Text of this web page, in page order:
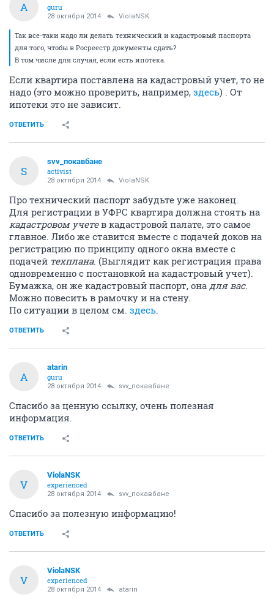
A
guru
28 октября 2014 ViolaNSK
Так все-таки надо ли делать технический и кадастровый паспорта
для того, чтобы в Росреестр документы сдать?
В том числе для случая, если есть ипотека.
Если квартира поставлена на кадастровый учет, то не
надо (это можно проверить, например, здесь) . От
ипотеки это не зависит.
ОТВЕТИТЬ
S
svv_покавбане
activist
28 октября 2014 ViolaNSK
Про технический паспорт забудьте уже наконец.
Для регистрации в УФРС квартира должна стоять на
кадастровом учетев кадастровой палате, это самое
главное. Либо же ставится вместе с подачей доков на
регистрацию по принципу одного окна вместе с
подачей техплана. (Выглядит как регистрация права
одновременно с постановкой на кадастровый учет).
Бумажка, он же кадастровый паспорт, она для вас.
Можно повесить в рамочку и на стену.
По ситуации в целом см. здесь.
ОТВЕТИТЬ
A
atarin
guru
28 октября 2014 svv_покавбане
Спасибо за ценную ссылку, очень полезная
информация.
ОТВЕТИТЬ
V
ViolaNSK
experienced
28 октября 2014 svv_покавбане
Спасибо за полезную информацию!
ОТВЕТИТЬ
V
ViolaNSK
experienced
28 октября 2014 atarin